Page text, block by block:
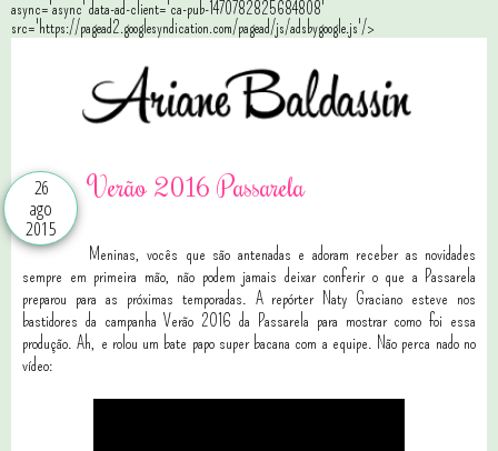
async='async' data-ad-client='ca-pub-1470782825684808'
src='https://pagead2.googlesyndication.com/pagead/js/adsbygoogle.js'/>
26
ago
2015
Verão 2016 Passarela
Meninas, vocês que são antenadas e adoram receber as novidades
sempre em primeira mão, não podem jamais deixar conferir o que a Passarela
preparou para as próximas temporadas. A repórter Naty Graciano esteve nos
bastidores da campanha Verão 2016 da Passarela para mostrar como foi essa
produção. Ah, e rolou um bate papo super bacana com a equipe. Não perca nado no
vídeo: